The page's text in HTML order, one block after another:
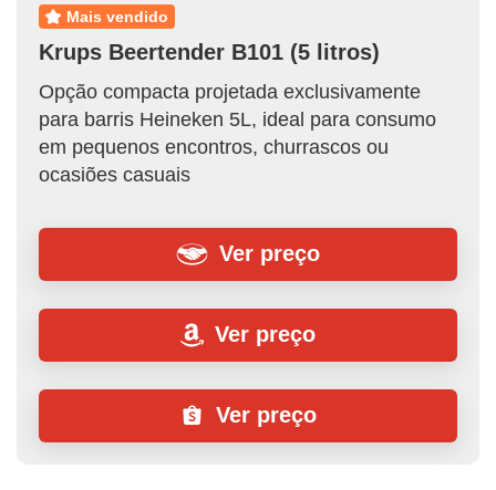
mais vendido
Krups Beertender B101 (5 litros)
Opção compacta projetada exclusivamente
para barris Heineken 5L, ideal para consumo
em pequenos encontros, churrascos ou
ocasiões casuais
Ver preço
Ver preço
Ver preço